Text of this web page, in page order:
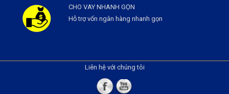
CHO VAY NHANH GỌN
Hỗ trợ vốn ngân hàng nhanh gọn
Liên hệ với chúng tôi